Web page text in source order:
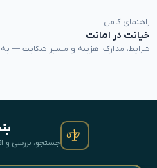
راهنمای کامل
خیانت در امانت
شرایط، مدارک، هزینه و مسیر شکایت — به
جستجو، بررسی و